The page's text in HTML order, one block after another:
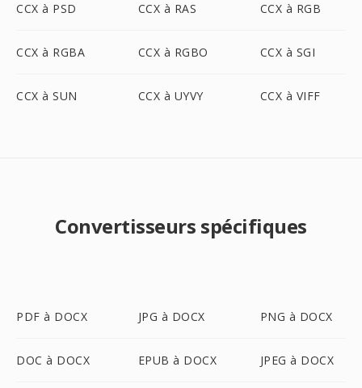
CCX à PSD CCX à RAS CCX à RGB
CCX à RGBA CCX à RGBO CCX à SGI
CCX à SUN CCX à UYVY CCX à VIFF
Convertisseurs spécifiques
PDF à DOCX JPG à DOCX PNG à DOCX
DOC à DOCX EPUB à DOCX JPEG à DOCX